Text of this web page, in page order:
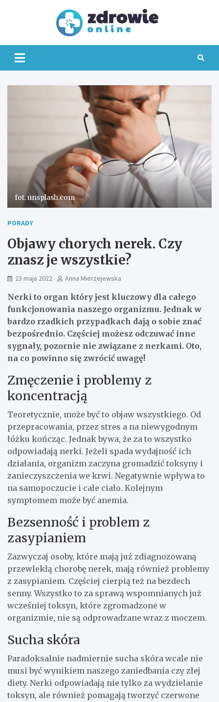
Online
fot. unsplash.com
PORADY
Objawy chorych nerek. Czy
znasz je wszystkie?
23 maja 2022 Anna Mierzejewska
Nerki to organ który jest kluczowy dla całego
funkcjonowania naszego organizmu. Jednak w
bardzo rzadkich przypadkach dają o sobie znać
bezpośrednio. Częściej możesz odczuwać inne
sygnały, pozornie nie związane z nerkami. Oto,
na co powinno się zwrócić uwagę!
Zmęczenie i problemy z
koncentracją
Teoretycznie, może być to objaw wszystkiego. Od
przepracowania, przez stres a na niewygodnym
łóżku kończąc. Jednak bywa, że za to wszystko
odpowiadają nerki. Jeżeli spada wydajność ich
działania, organizm zaczyna gromadzić toksyny i
zanieczyszczenia we krwi. Negatywnie wpływa to
na samopoczucie i całe ciało. Kolejnym
symptomem może być anemia.
Bezsenność i problem z
zasypianiem
Zazwyczaj osoby, które mają już zdiagnozowaną
przewlekłą chorobę nerek, mają również problemy
z zasypianiem. Częściej cierpią też na bezdech
senny. Wszystko to za sprawą wspomnianych już
wcześniej toksyn, które zgromadzone w
organizmie, nie są odprowadzane wraz z moczem.
Sucha skóra
Paradoksalnie nadmiernie sucha skóra wcale nie
musi być wynikiem naszego zaniedbania czy złej
diety. Nerki odpowiadają nie tylko za wydzielanie
toksyn, ale również pomagają tworzyć czerwone